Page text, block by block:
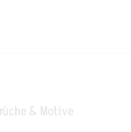
& Motive